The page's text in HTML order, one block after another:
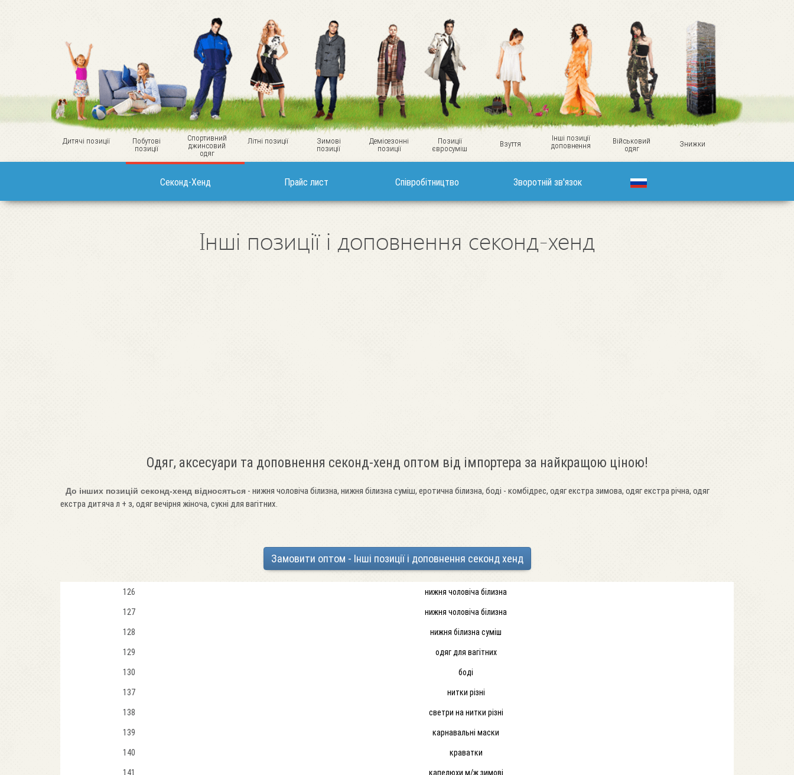
Дитячі позиції
Побутові
позиції
Спортивний
джинсовий
одяг
Літні позиції
Зимові
позиції
Демісезонні
позиції
Позиції
євросуміш
Взуття
Інші позиції
доповнення
Військовий
одяг
Знижки
Секонд-Хенд Прайс лист Співробітництво Зворотній зв'язок
Інші позиції і доповнення секонд-хенд
Одяг, аксесуари та доповнення секонд-хенд оптом від імпортера за найкращою ціною!
До інших позицій секонд-хенд відносяться - нижня чоловіча білизна, нижня білизна суміш, еротична білизна, боді - комбідрес, одяг екстра зимова, одяг екстра річна, одяг
екстра дитяча л + з, одяг вечірня жіноча, сукні для вагітних.
Замовити оптом - Інші позиції і доповнення секонд хенд
126 нижня чоловіча білизна
127 нижня чоловіча білизна
128 нижня білизна суміш
129 одяг для вагітних
130 боді
137 нитки різні
138 светри на нитки різні
139 карнавальні маски
140 краватки
141 капелюхи м/ж зимові